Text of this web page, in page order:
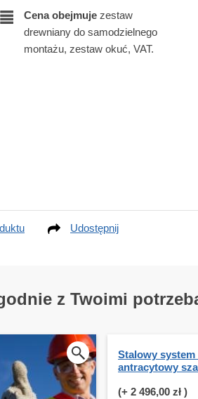
Cena obejmujezestaw
drewniany do samodzielnego
montażu, zestaw okuć, VAT.
Udostępnij
z Twoimi
Stalowy
antracytowy
(+ 2 496,00 zł )